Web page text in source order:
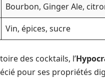
Bourbon, Ginger Ale,
Vin, épices, sucre
des cocktails, l’
pour ses propriétés